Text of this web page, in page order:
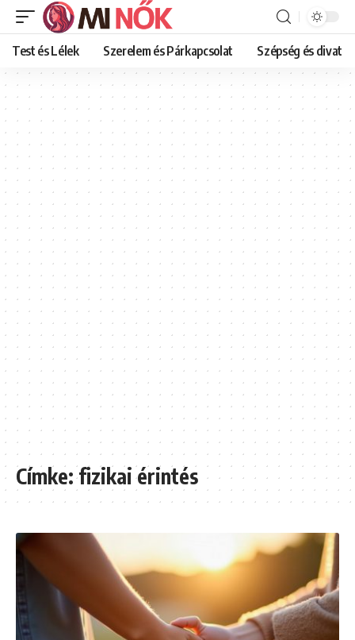
Test és Lélek Szerelem és Párkapcsolat Szépség és divat
Címke:fizikai érintés